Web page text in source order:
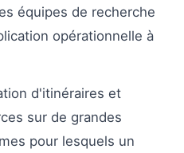
équipes de recherche
opérationnelle à
d'itinéraires et
sur de grandes
pour lesquels un